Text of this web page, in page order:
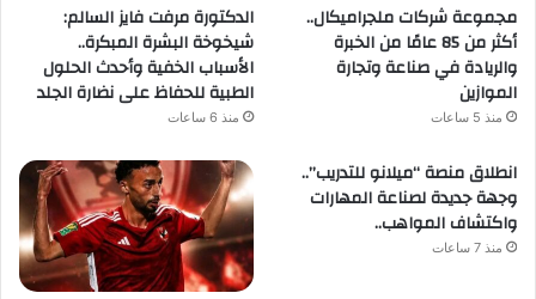
مجموعة شركات ملجراميكال..
أكثر من 85 عامًا من الخبرة
والريادة في صناعة وتجارة
الموازين
منذ 5 ساعات
الدكتورة مرفت فايز السالم:
شيخوخة البشرة المبكرة..
الأسباب الخفية وأحدث الحلول
الطبية للحفاظ على نضارة الجلد
منذ 6 ساعات
انطلاق منصة “ميلانو للتدريب”..
وجهة جديدة لصناعة المهارات
واكتشاف المواهب..
منذ 7 ساعات